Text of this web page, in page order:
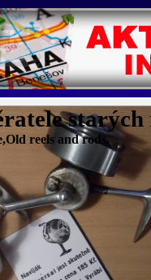
reels and rods.